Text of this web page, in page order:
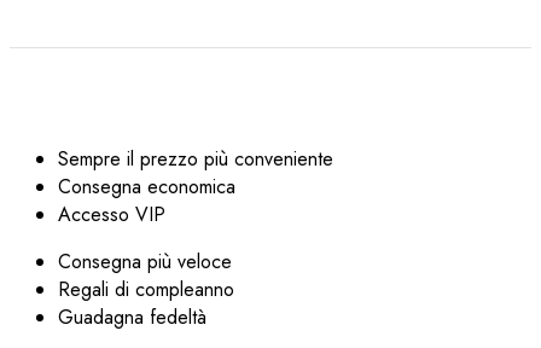
Sempre il prezzo più conveniente
Consegna economica
Accesso VIP
Consegna più veloce
Regali di compleanno
Guadagna fedeltà